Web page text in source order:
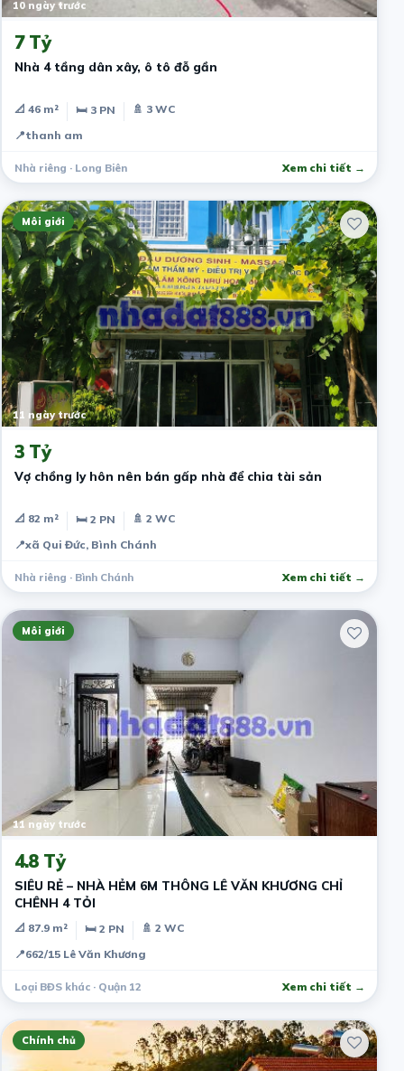
10 ngày trước
7 Tỷ
Nhà 4 tầng dân xây, ô tô đỗ gần
📐 46 m² 🛏 3 PN
🚿 3 WC
📍thanh am
Nhà riêng · Long Biên Xem chi tiết →
Môi giới
11 ngày trước
3 Tỷ
Vợ chồng ly hôn nên bán gấp nhà để chia tài sản
📐 82 m² 🛏 2 PN
🚿 2 WC
📍xã Qui Đức, Bình Chánh
Nhà riêng · Bình Chánh Xem chi tiết →
Môi giới
11 ngày trước
4.8 Tỷ
SIÊU RẺ – NHÀ HẺM 6M THÔNG LÊ VĂN KHƯƠNG CHỈ
CHÊNH 4 TỎI
📐 87.9 m² 🛏 2 PN
🚿 2 WC
📍662/15 Lê Văn Khương
Loại BĐS khác · Quận 12 Xem chi tiết →
Chính chủ